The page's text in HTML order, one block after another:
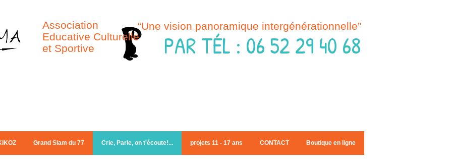
“Une vision panoramique intergénérationnelle”
PAR TÉL : 06 52 29 40 68
Association
Educative Culturelle
et Sportive
Grand Slam du 77 Crie, Parle, on t'écoute!... projets 11 - 17 ans CONTACT Boutique en ligne